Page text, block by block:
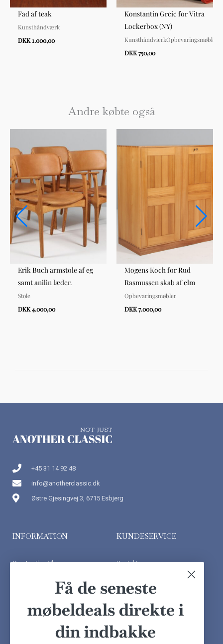
Fad af teak
Kunsthåndværk
DKK 1.000,00
Konstantin Grcic for Vitra
Lockerbox (NY)
KunsthåndværkOpbevaringsmøbler
DKK 750,00
Andre købte også
Erik Buch armstole af eg
samt anilin læder.
Stole
DKK 4.000,00
Mogens Koch for Rud
Rasmussen skab af elm
Opbevaringsmøbler
DKK 7.000,00
+45 31 14 92 48
info@anotherclassic.dk
Østre Gjesingvej 3, 6715 Esbjerg
INFORMATION
Om Another Classic
Handelsbetingelser
KUNDESERVICE
Kontakt os
Kundeudtalelser
Besøg showroom
Få de seneste
møbeldeals direkte i
din indbakke